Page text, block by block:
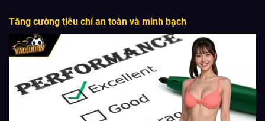
Tăng cường tiêu chí an toàn và minh bạch